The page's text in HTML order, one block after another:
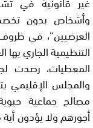
وأشخاص بدون
العرضيين”، في
التنظيمية الجاري بها
والمجلس الإقليمي
مصالح جماعية
أجورهم ولا يؤدون